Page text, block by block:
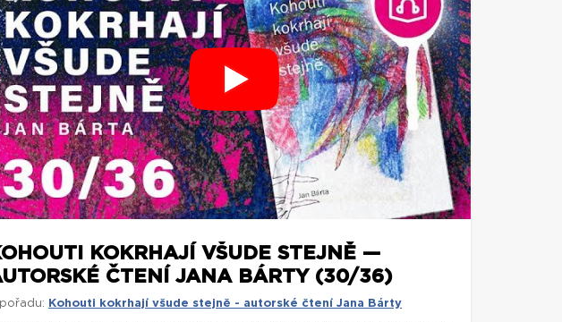
KOKRHAJÍ VŠUDE STEJNĚ —
ČTENÍ JANA BÁRTY (30/36)
Kohouti kokrhají všude stejně - autorské čtení Jana Bárty